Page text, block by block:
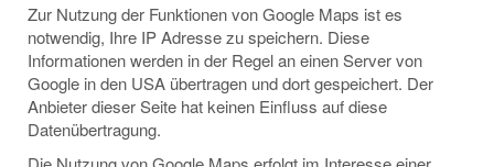
Zur Nutzung der Funktionen von Google Maps ist es
notwendig, Ihre IP Adresse zu speichern. Diese
Informationen werden in der Regel an einen Server von
Google in den USA übertragen und dort gespeichert. Der
Anbieter dieser Seite hat keinen Einfluss auf diese
Datenübertragung.